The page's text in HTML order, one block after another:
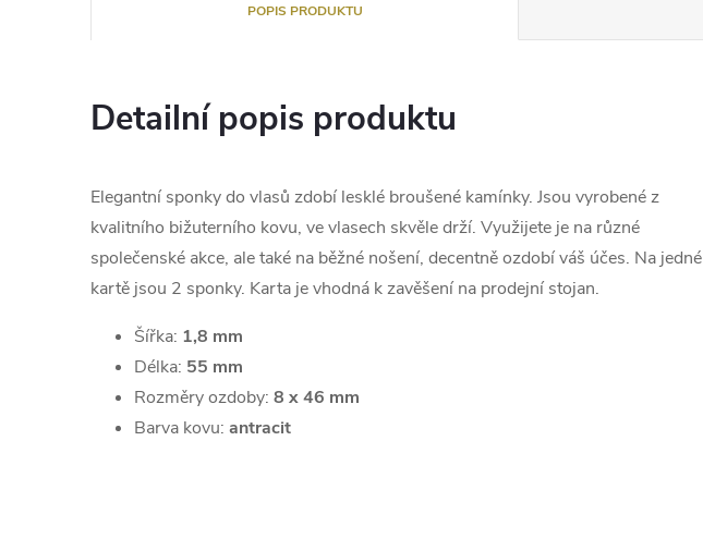
POPIS PRODUKTU
Detailní popis produktu
Elegantní sponky do vlasů zdobí lesklé broušené kamínky. Jsou vyrobené z
kvalitního bižuterního kovu, ve vlasech skvěle drží. Využijete je na různé
společenské akce, ale také na běžné nošení, decentně ozdobí váš účes. Na jedné
kartě jsou 2 sponky. Karta je vhodná k zavěšení na prodejní stojan.
Šířka: 1,8 mm
Délka: 55 mm
Rozměry ozdoby: 8 x 46 mm
Barva kovu: antracit